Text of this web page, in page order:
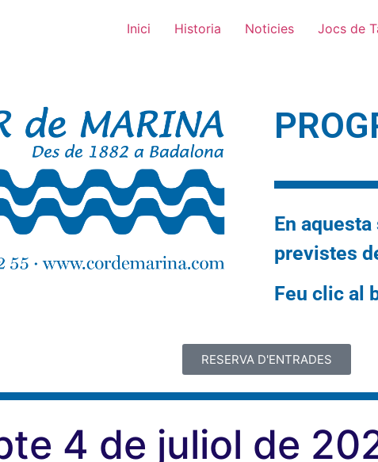
Inici Historia Noticies Jocs de
En
previstes
Feu clic al
RESERVA D'ENTRADES
4 de juliol de